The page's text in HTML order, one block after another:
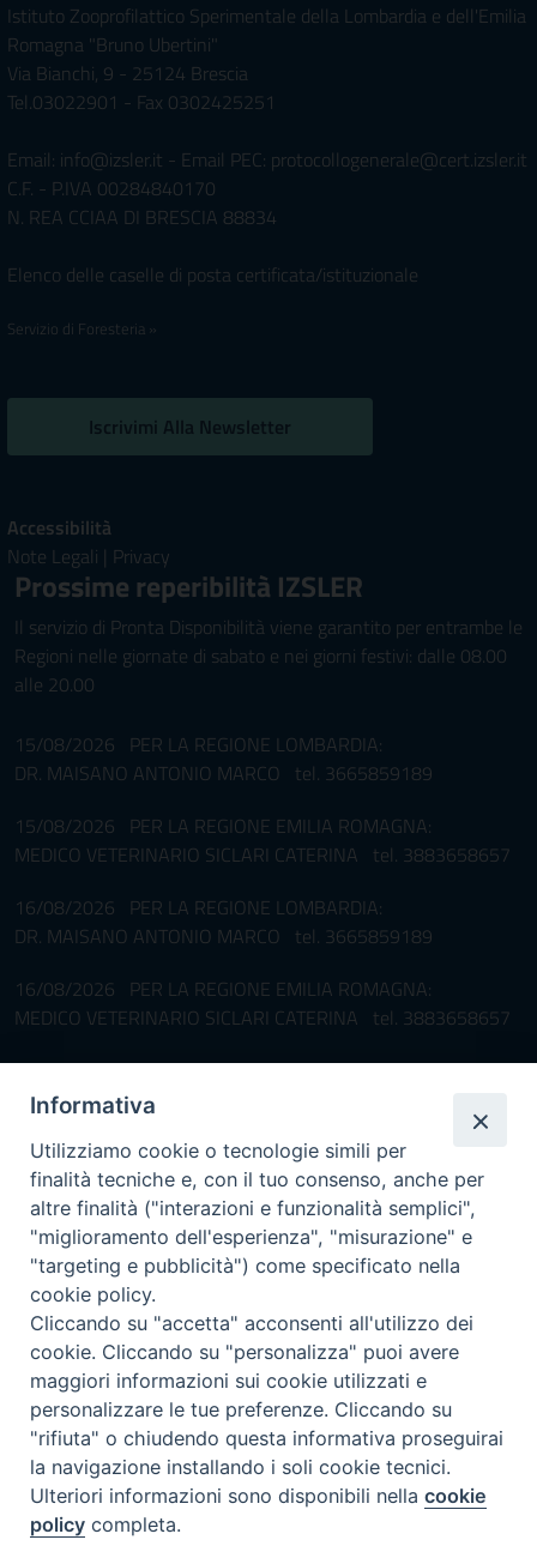
Istituto Zooprofilattico Sperimentale della Lombardia e dell'Emilia
Romagna "Bruno Ubertini"
Via Bianchi, 9 - 25124 Brescia
Tel.03022901 - Fax 0302425251
Email: info@izsler.it - Email PEC: protocollogenerale@cert.izsler.it
C.F. - P.IVA 00284840170
N. REA CCIAA DI BRESCIA 88834
Elenco delle caselle di posta certificata/istituzionale
Servizio di Foresteria »
Iscrivimi Alla Newsletter
Accessibilità
Note Legali | Privacy
Prossime reperibilità IZSLER
Il servizio di Pronta Disponibilità viene garantito per entrambe le
Regioni nelle giornate di sabato e nei giorni festivi: dalle 08.00
alle 20.00
15/08/2026 PER LA REGIONE LOMBARDIA:
DR. MAISANO ANTONIO MARCO tel. 3665859189
15/08/2026 PER LA REGIONE EMILIA ROMAGNA:
MEDICO VETERINARIO SICLARI CATERINA tel. 3883658657
16/08/2026 PER LA REGIONE LOMBARDIA:
DR. MAISANO ANTONIO MARCO tel. 3665859189
16/08/2026 PER LA REGIONE EMILIA ROMAGNA:
MEDICO VETERINARIO SICLARI CATERINA tel. 3883658657
Il servizio di Pronta Disponibilità viene garantito per entrambe le
Regioni nelle giornate di sabato e nei giorni festivi: dalle 08.00
alle 20.00
Accompagnare il campione con la scheda di segnalazione caso
(Link alla Circolare)e la relativa modulistica
Per l'Emilia-Romagna :
Per la Lombardia :Link al Mod.Accompagnamento
15/08/2026 PER LA REGIONE LOMBARDIA:
DR. FINAZZI GUIDO tel. 3498233968
15/08/2026 PER LA REGIONE EMILIA ROMAGNA:
DR.SSA BASSI PATRIZIA tel. 3312331005
Informativa
Utilizziamo cookie o tecnologie simili per
finalità tecniche e, con il tuo consenso, anche per
altre finalità ("interazioni e funzionalità semplici",
"miglioramento dell'esperienza", "misurazione" e
"targeting e pubblicità") come specificato nella
cookie policy.
Cliccando su "accetta" acconsenti all'utilizzo dei
cookie. Cliccando su "personalizza" puoi avere
maggiori informazioni sui cookie utilizzati e
personalizzare le tue preferenze. Cliccando su
"rifiuta" o chiudendo questa informativa proseguirai
la navigazione installando i soli cookie tecnici.
Ulteriori informazioni sono disponibili nellacookie
policy completa.